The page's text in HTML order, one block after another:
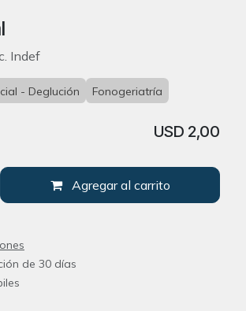
Indef
- Deglución Fonogeriatría
Agregar al carrito
USD 2,00
de 30 días